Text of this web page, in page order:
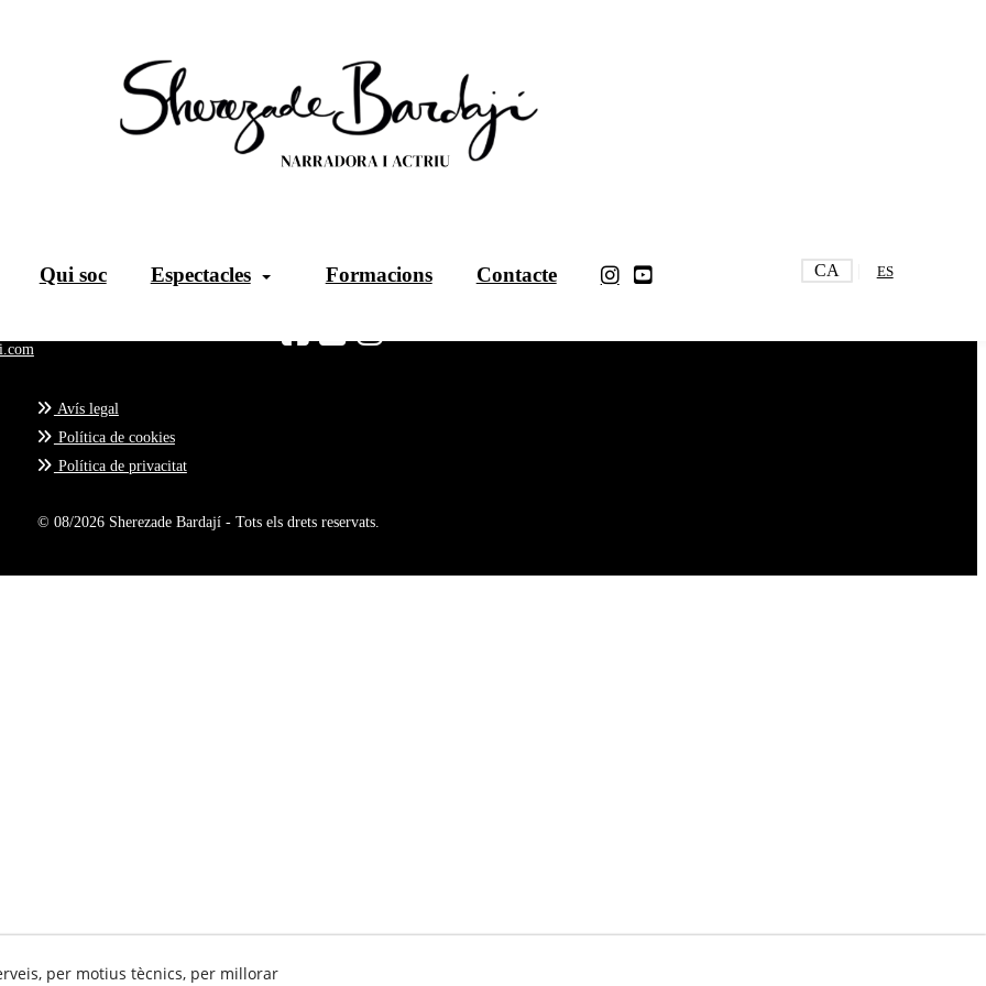
Qui soc Espectacles Formacions Contacte CA ES
Segueix-me
Avís legal
Política de cookies
Política de privacitat
© 08/2026 Sherezade Bardají - Tots els drets reservats.
per motius tècnics, per millorar